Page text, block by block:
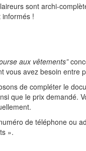
sont archi-
!
aux vêtements”
vous avez besoin entre
de compléter le
que le prix demandé.
de téléphone ou
».